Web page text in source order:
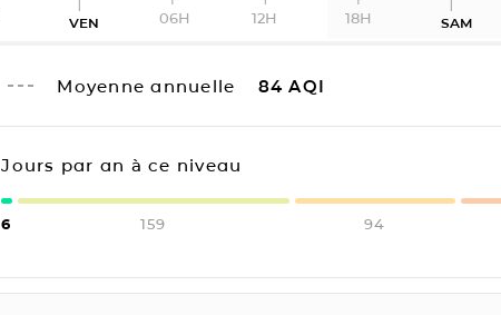
VEN 06H 12H 18H SAM
Moyenne annuelle 84 AQI
Jours par an à ce niveau
6 159 94